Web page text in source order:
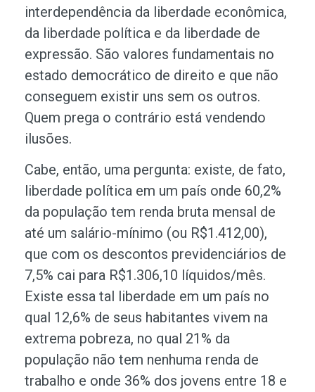
interdependência da liberdade econômica,
da liberdade política e da liberdade de
expressão. São valores fundamentais no
estado democrático de direito e que não
conseguem existir uns sem os outros.
Quem prega o contrário está vendendo
ilusões.
Cabe, então, uma pergunta: existe, de fato,
liberdade política em um país onde 60,2%
da população tem renda bruta mensal de
até um salário-mínimo (ou R$1.412,00),
que com os descontos previdenciários de
7,5% cai para R$1.306,10 líquidos/mês.
Existe essa tal liberdade em um país no
qual 12,6% de seus habitantes vivem na
extrema pobreza, no qual 21% da
população não tem nenhuma renda de
trabalho e onde 36% dos jovens entre 18 e